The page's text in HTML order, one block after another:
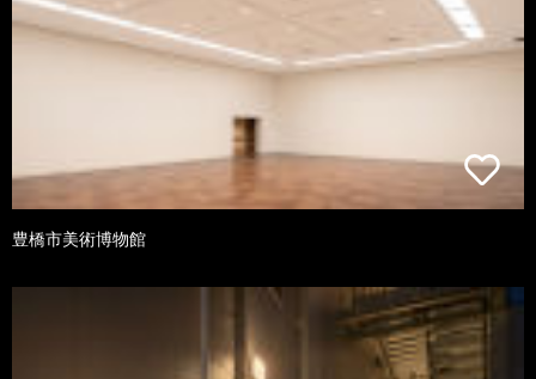
豊橋市美術博物館